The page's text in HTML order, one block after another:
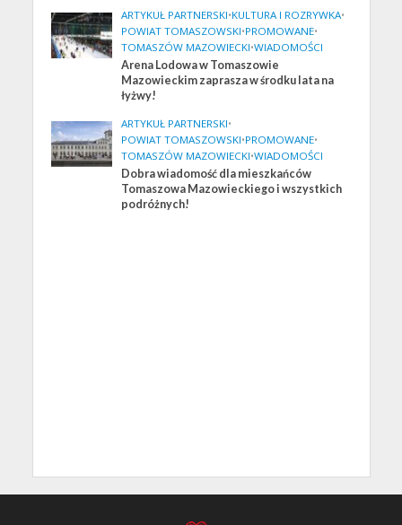
ARTYKUŁ PARTNERSKI•KULTURA I ROZRYWKA•
POWIAT TOMASZOWSKI•PROMOWANE•
TOMASZÓW MAZOWIECKI•WIADOMOŚCI
Arena Lodowa w Tomaszowie
Mazowieckim zaprasza w środku lata na
łyżwy!
ARTYKUŁ PARTNERSKI•
POWIAT TOMASZOWSKI•PROMOWANE•
TOMASZÓW MAZOWIECKI•WIADOMOŚCI
Dobra wiadomość dla mieszkańców
Tomaszowa Mazowieckiego i wszystkich
podróżnych!